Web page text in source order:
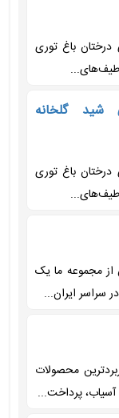
درختان باغ توری
طیف‌های...
گلخانه
درختان باغ توری
طیف‌های...
مجموعه ما یک
سراسر ایران...
محصولات
پرداخت...